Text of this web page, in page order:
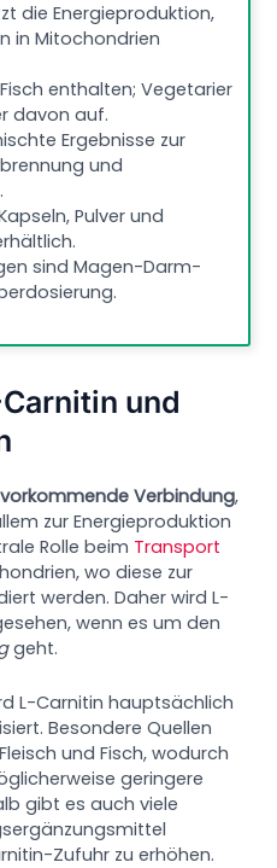
die Energieproduktion,
in Mitochondrien
enthalten; Vegetarier
davon auf.
Ergebnisse zur
und
Pulver und
sind Magen-Darm-
und
Verbindung,
zur Energieproduktion
Rolle beim Transport
wo diese zur
werden. Daher wird L-
wenn es um den
geht.
L-Carnitin hauptsächlich
Besondere Quellen
und Fisch, wodurch
geringere
gibt es auch viele
Zufuhr zu erhöhen.